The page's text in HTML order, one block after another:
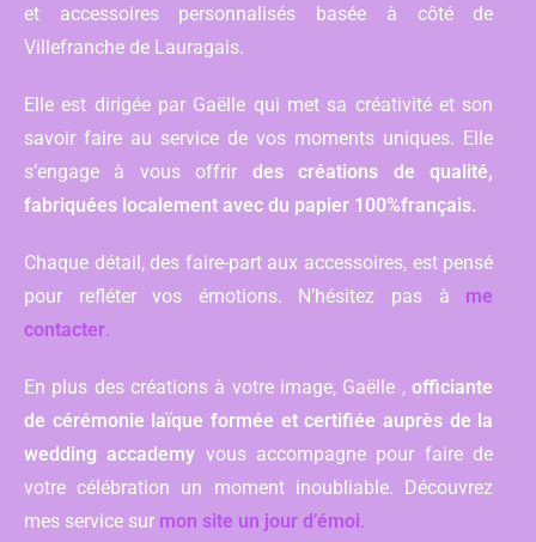
et accessoires personnalisés basée à côté de
Villefranche de Lauragais.
Elle est dirigée par Gaëlle qui met sa créativité et son
savoir faire au service de vos moments uniques. Elle
s’engage à vous offrir des créations de qualité,
fabriquées localement avec du papier 100%français.
Chaque détail, des faire-part aux accessoires, est pensé
pour refléter vos émotions. N’hésitez pas à me
contacter.
En plus des créations à votre image, Gaëlle ,officiante
de cérémonie laïque formée et certifiée auprès de la
wedding accademy vous accompagne pour faire de
votre célébration un moment inoubliable. Découvrez
mes service sur mon site un jour d’émoi.